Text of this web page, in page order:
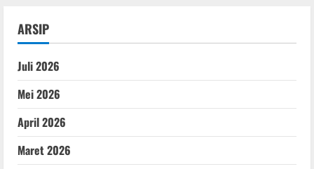
ARSIP
Juli 2026
Mei 2026
April 2026
Maret 2026